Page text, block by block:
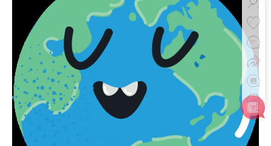
为地球献出 小时
3月27日17PM-21PM
特别联合活动